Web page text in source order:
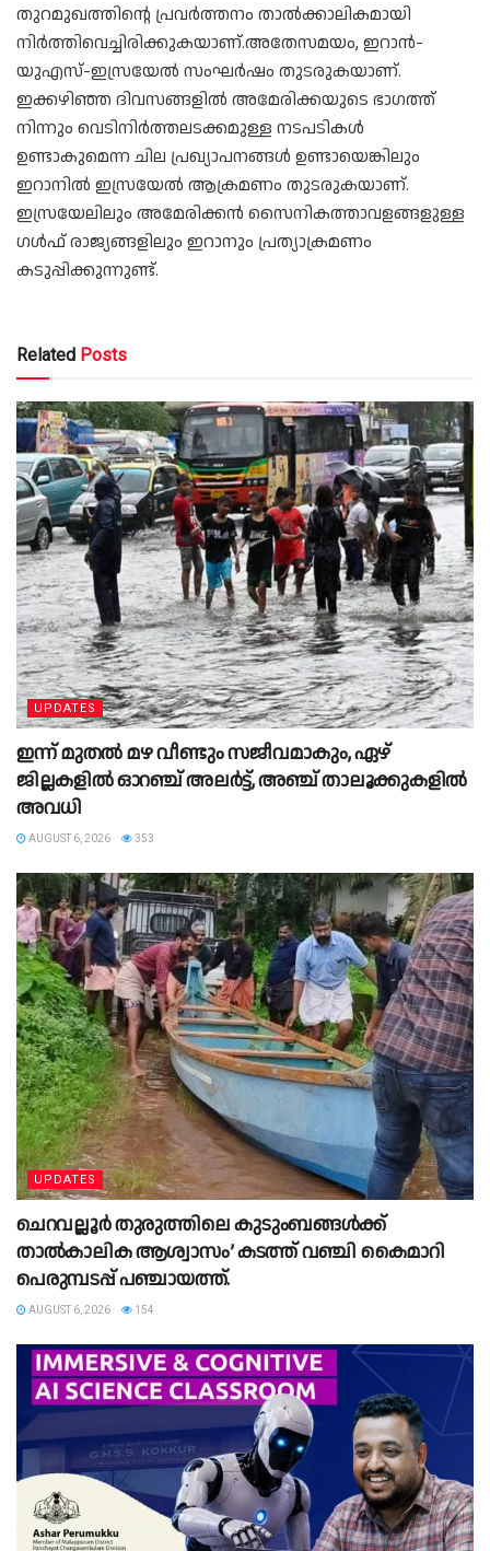
തുറമുഖത്തിന്റെ പ്രവര്‍ത്തനം താല്‍ക്കാലികമായി
നിര്‍ത്തിവെച്ചിരിക്കുകയാണ്.അതേസമയം, ഇറാന്‍-
യുഎസ്-ഇസ്രയേല്‍ സംഘര്‍ഷം തുടരുകയാണ്.
ഇക്കഴിഞ്ഞ ദിവസങ്ങളില്‍ അമേരിക്കയുടെ ഭാഗത്ത്
നിന്നും വെടിനിര്‍ത്തലടക്കമുള്ള നടപടികള്‍
ഉണ്ടാകുമെന്ന ചില പ്രഖ്യാപനങ്ങള്‍ ഉണ്ടായെങ്കിലും
ഇറാനില്‍ ഇസ്രയേല്‍ ആക്രമണം തുടരുകയാണ്.
ഇസ്രയേലിലും അമേരിക്കന്‍ സൈനികത്താവളങ്ങളുള്ള
ഗള്‍ഫ് രാജ്യങ്ങളിലും ഇറാനും പ്രത്യാക്രമണം
കടുപ്പിക്കുന്നുണ്ട്.
Related Posts
UPDATES
ഇന്ന് മുതൽ മഴ വീണ്ടും സജീവമാകും, ഏഴ്
ജില്ലകളിൽ ഓറഞ്ച് അലർട്ട്, അഞ്ച് താലൂക്കുകളിൽ
അവധി
AUGUST 6, 2026 353
UPDATES
ചെറവല്ലൂർ തുരുത്തിലെ കുടുംബങ്ങൾക്ക്
താൽകാലിക ആശ്വാസം’ കടത്ത് വഞ്ചി കൈമാറി
പെരുമ്പടപ്പ് പഞ്ചായത്ത്.
AUGUST 6, 2026 154